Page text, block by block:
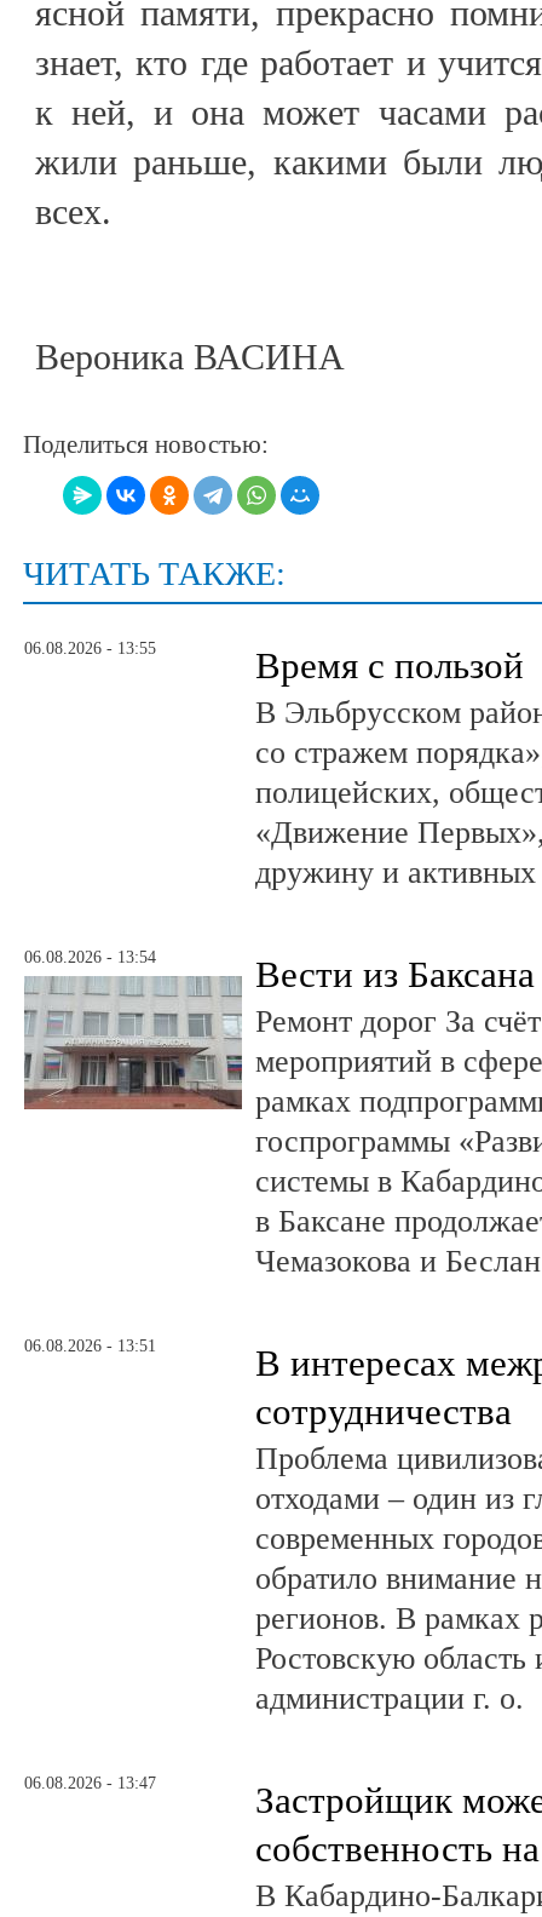
ясной памяти, прекрасно
знает, кто где работает и
к ней, и она может часами
жили раньше, какими были
всех.
Вероника ВАСИНА
Поделиться новостью:
ЧИТАТЬ ТАКЖЕ:
06.08.2026 - 13:55 Время с пользой
В Эльбрусском
со стражем
полицейских,
«Движение
дружину и
06.08.2026 - 13:54 Вести из Баксана
Ремонт дорог За
мероприятий в
рамках
госпрограммы
системы в
в Баксане
Чемазокова и
06.08.2026 - 13:51
В интересах
сотрудничества
Проблема
отходами – один из
современных
обратило внимание
регионов. В рамках
Ростовскую
администрации г. о.
06.08.2026 - 13:47
Застройщик
собственность
В Кабардино-